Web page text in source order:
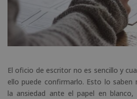
El oficio de escritor no es sencillo y
ello puede confirmarlo. Esto lo saben
la ansiedad ante el papel en